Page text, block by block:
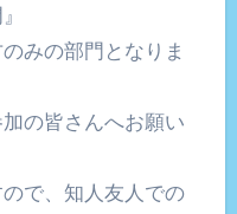
みの部門となりま
の皆さんへお願い
で、知人友人での